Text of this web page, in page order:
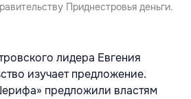
Приднестровья деньги.
лидера Евгения
изучает предложение.
предложили властям